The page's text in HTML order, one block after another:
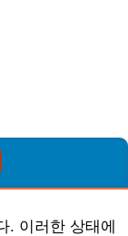
. 이러한 상태에